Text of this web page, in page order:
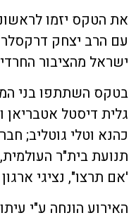
את הטקס יזמו
עם הרב יצחק דרקסלר
ישראל מהציבור
בטקס השתתפו בני
גלית דיסטל אטבריאן
כהנא וטלי גוטליב;
תנועת בית"ר
'אם תרצו", נציגי
האירוע הונחה ע"י